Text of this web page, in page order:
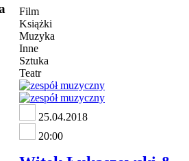
Film
Książki
Muzyka
Inne
Sztuka
Teatr
25.04.2018
20:00